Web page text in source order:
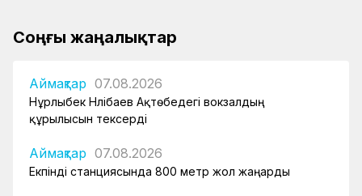
Соңғы жаңалықтар
Аймақтар 07.08.2026
Нұрлыбек Нәлібаев Ақтөбедегі вокзалдың
құрылысын тексерді
Аймақтар 07.08.2026
Екпінді станциясында 800 метр жол жаңарды